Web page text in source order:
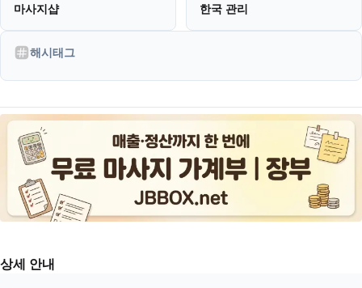
마사지샵
한국 관리
해시태그
상세 안내